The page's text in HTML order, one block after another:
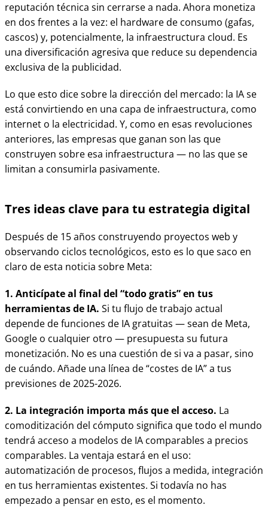
reputación técnica sin cerrarse a nada. Ahora monetiza
en dos frentes a la vez: el hardware de consumo (gafas,
cascos) y, potencialmente, la infraestructura cloud. Es
una diversificación agresiva que reduce su dependencia
exclusiva de la publicidad.
Lo que esto dice sobre la dirección del mercado: la IA se
está convirtiendo en una capa de infraestructura, como
internet o la electricidad. Y, como en esas revoluciones
anteriores, las empresas que ganan son las que
construyen sobre esa infraestructura — no las que se
limitan a consumirla pasivamente.
Tres ideas clave para tu estrategia digital
Después de 15 años construyendo proyectos web y
observando ciclos tecnológicos, esto es lo que saco en
claro de esta noticia sobre Meta:
1. Anticípate al final del “todo gratis” en tus
herramientas de IA. Si tu flujo de trabajo actual
depende de funciones de IA gratuitas — sean de Meta,
Google o cualquier otro — presupuesta su futura
monetización. No es una cuestión de si va a pasar, sino
de cuándo. Añade una línea de “costes de IA” a tus
previsiones de 2025-2026.
2. La integración importa más que el acceso. La
comoditización del cómputo significa que todo el mundo
tendrá acceso a modelos de IA comparables a precios
comparables. La ventaja estará en el uso:
automatización de procesos, flujos a medida, integración
en tus herramientas existentes. Si todavía no has
empezado a pensar en esto, es el momento.